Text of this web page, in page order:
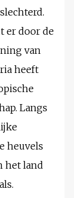
er door de
van
heeft
Langs
heuvels
het land